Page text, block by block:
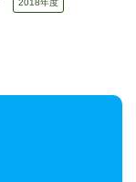
2018年度